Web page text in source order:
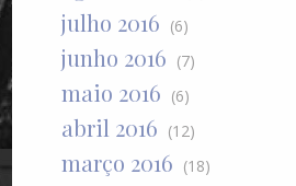
julho 2016 (6)
junho 2016 (7)
maio 2016 (6)
abril 2016 (12)
março 2016 (18)